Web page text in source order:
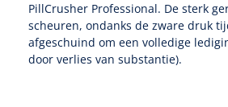
PillCrusher Professional. De sterk
scheuren, ondanks de zware druk
afgeschuind om een volledige
door verlies van substantie).